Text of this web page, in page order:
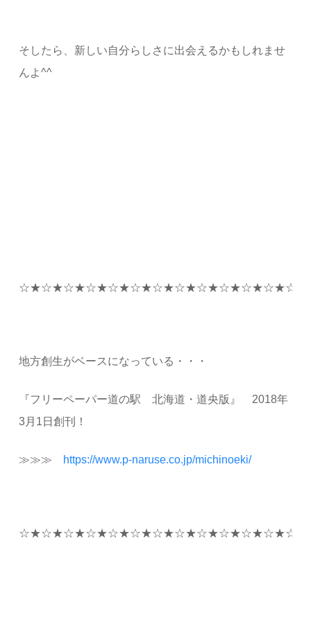
そしたら、新しい自分らしさに出会えるかもしれませ
んよ^^
地方創生がベースになっている・・・
『フリーペーパー道の駅 北海道・道央版』 2018年
3月1日創刊！
≫≫≫ https://www.p-naruse.co.jp/michinoeki/